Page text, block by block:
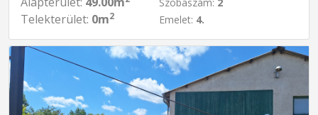
Telekterület: 0m2
Emelet: 4.